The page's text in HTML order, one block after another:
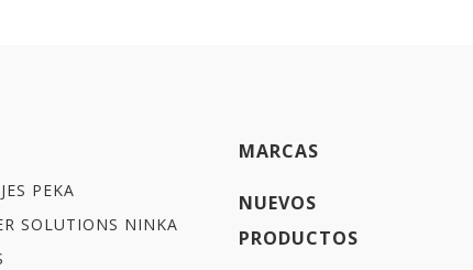
PEKA
SOLUTIONS NINKA
MARCAS
NUEVOS
PRODUCTOS